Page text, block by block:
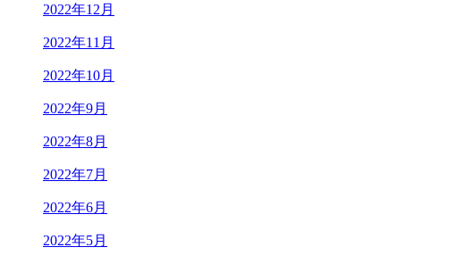
2022年12月
2022年11月
2022年10月
2022年9月
2022年8月
2022年7月
2022年6月
2022年5月